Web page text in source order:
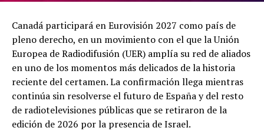
Canadá participará en Eurovisión 2027 como país de
pleno derecho, en un movimiento con el que la Unión
Europea de Radiodifusión (UER) amplía su red de aliados
en uno de los momentos más delicados de la historia
reciente del certamen. La confirmación llega mientras
continúa sin resolverse el futuro de España y del resto
de radiotelevisiones públicas que se retiraron de la
edición de 2026 por la presencia de Israel.